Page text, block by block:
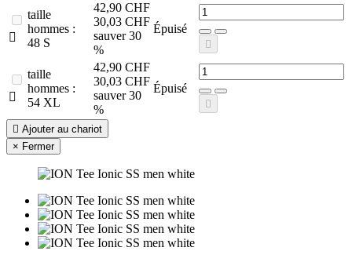

taille
hommes :
48 S
42,90 CHF
30,03 CHF
sauver 30
%
Épuisé


taille
hommes :
54 XL
42,90 CHF
30,03 CHF
sauver 30
%
Épuisé

 Ajouter au chariot
× Fermer